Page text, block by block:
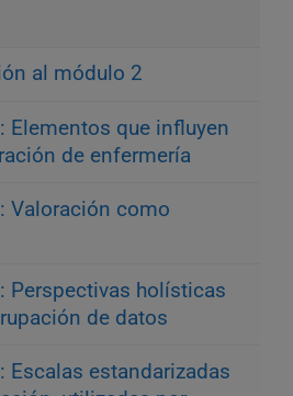
al módulo 2
Elementos que influyen
de enfermería
Valoración como
Perspectivas holísticas
de datos
Escalas estandarizadas